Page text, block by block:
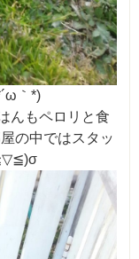
｀*)
んもペロリと食
の中ではスタッ